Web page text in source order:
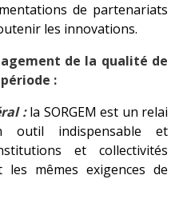
de partenariats
les innovations.
de la qualité de
période :
:la SORGEM est un relai
outil indispensable et
et collectivités
mêmes exigences de